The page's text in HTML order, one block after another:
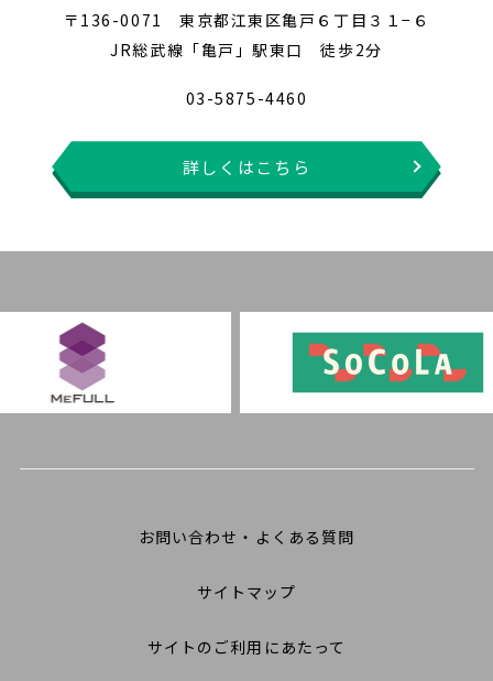
〒136-0071 東京都江東区亀戸６丁目３１−６
JR総武線「亀戸」駅東口 徒歩2分
03-5875-4460
詳しくはこちら
お問い合わせ・よくある質問
サイトマップ
サイトのご利用にあたって